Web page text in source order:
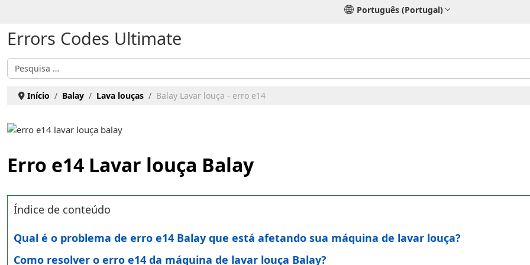
Português (Portugal)
Errors Codes Ultimate
Pesquisar
Início Balay Lava louças Balay Lavar louça - erro e14
Erro e14 Lavar louça Balay
Índice de conteúdo
Qual é o problema de erro e14 Balay que está afetando sua máquina de lavar louça?
Como resolver o erro e14 da máquina de lavar louça Balay?